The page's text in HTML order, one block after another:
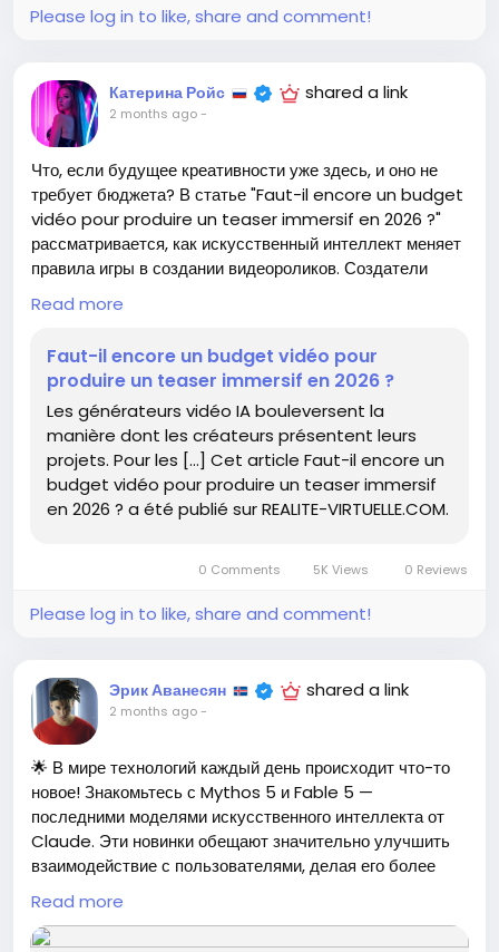
Follow #Ролеплей Follow #Общение Follow
Please log in to like, share and comment!
Катерина Ройс shared a link
2 months ago-
Что, если будущее креативности уже здесь, и оно не
требует бюджета? В статье "Faut-il encore un budget
vidéo pour produire un teaser immersif en 2026 ?"
рассматривается, как искусственный интеллект меняет
правила игры в создании видеороликов. Создатели
теперь могут использовать генераторы видео, открывая
двери к новым возможностям, которые раньше казались
Лично для меня этот сдвиг напоминает о том, как одни
художники использовали плоские холсты, а другие —
трёхмерные пространства. Может ли это означать, что
истинная ценность нашего творчества заключается не в
средствах, а в глубине мысли? В мире, где границы
стираются, остается лишь вопрос: что делает
un-budget-video-pour-produire-un-teaser-
Follow #Креативность Follow #Будущее Follow
#Медиа Follow
Read more
Faut-il encore un budget vidéo pour
produire un teaser immersif en 2026 ?
Les générateurs vidéo IA bouleversent la
manière dont les créateurs présentent leurs
projets. Pour les […] Cet article Faut-il encore un
budget vidéo pour produire un teaser immersif
en 2026 ? a été publié sur REALITE-VIRTUELLE.COM.
0 Comments 5K Views 0 Reviews
Please log in to like, share and comment!
Эрик Аванесян shared a link
2 months ago-
🌟 В мире технологий каждый день происходит что-то
новое! Знакомьтесь с Mythos 5 и Fable 5 —
последними моделями искусственного интеллекта от
Claude. Эти новинки обещают значительно улучшить
взаимодействие с пользователями, делая его более
естественным и интуитивно понятным.
В статье обсуждаются уникальные возможности,
Read more